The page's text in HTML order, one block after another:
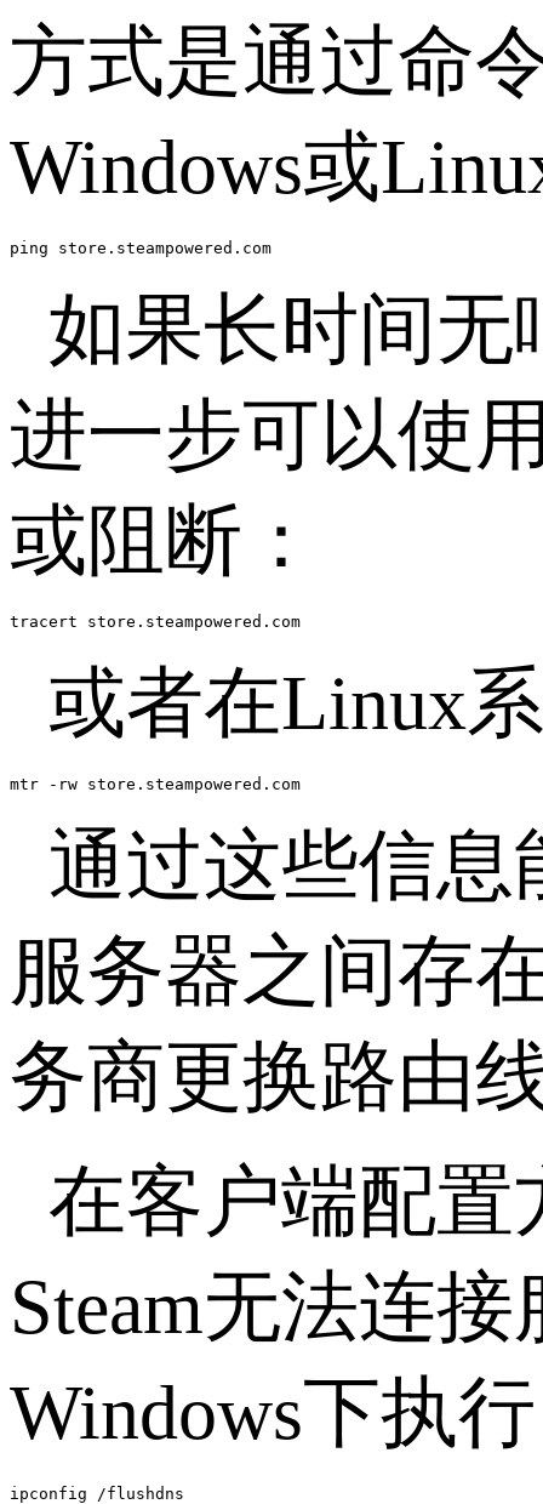
方式是通过命
Windows或
ping store.steampowered.com
如果长时间无
进一步可以使
或阻断：
tracert store.steampowered.com
或者在Linux
mtr -rw store.steampowered.com
通过这些信
服务器之间存
务商更换路由
在客户端配置
Steam无法连接
Windows下执
ipconfig /flushdns